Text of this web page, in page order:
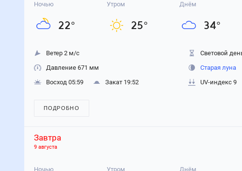
Ночью
22°
Утром
25°
Днём
34°
Ветер 2 м/с
Давление 671 мм
Восход 05:59
Закат 19:52
Световой
Старая луна
UV-индекс 9
ПОДРОБНО
Завтра
9 августа
Ночью Утром Днём